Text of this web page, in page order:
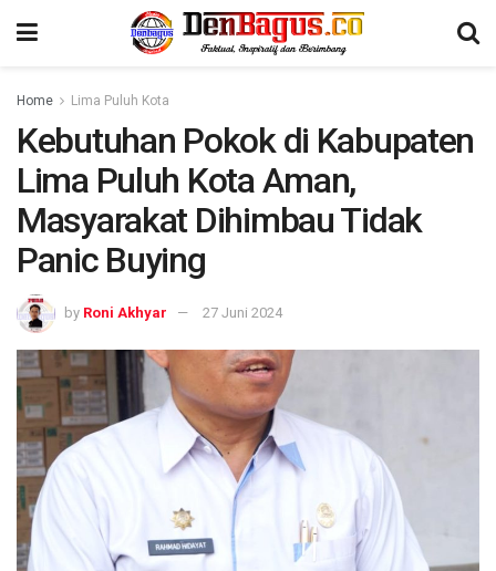
Home Lima Puluh Kota
Kebutuhan Pokok di Kabupaten
Lima Puluh Kota Aman,
Masyarakat Dihimbau Tidak
Panic Buying
by Roni Akhyar 27 Juni 2024